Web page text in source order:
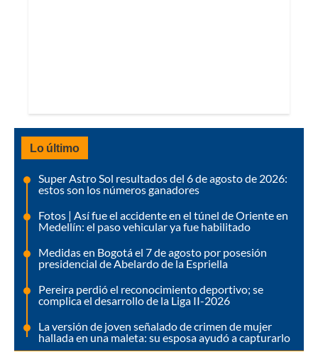
Lo último
Super Astro Sol resultados del 6 de agosto de 2026:
estos son los números ganadores
Fotos | Así fue el accidente en el túnel de Oriente en
Medellín: el paso vehicular ya fue habilitado
Medidas en Bogotá el 7 de agosto por posesión
presidencial de Abelardo de la Espriella
Pereira perdió el reconocimiento deportivo; se
complica el desarrollo de la Liga II-2026
La versión de joven señalado de crimen de mujer
hallada en una maleta: su esposa ayudó a capturarlo